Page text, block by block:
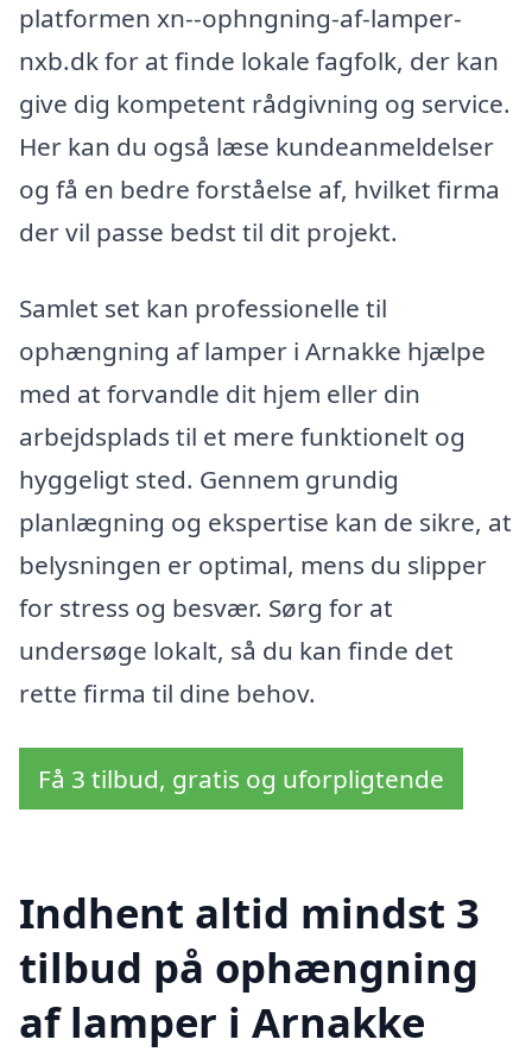
platformen xn--ophngning-af-lamper-
nxb.dk for at finde lokale fagfolk, der kan
give dig kompetent rådgivning og service.
Her kan du også læse kundeanmeldelser
og få en bedre forståelse af, hvilket firma
der vil passe bedst til dit projekt.
Samlet set kan professionelle til
ophængning af lamper i Arnakke hjælpe
med at forvandle dit hjem eller din
arbejdsplads til et mere funktionelt og
hyggeligt sted. Gennem grundig
planlægning og ekspertise kan de sikre, at
belysningen er optimal, mens du slipper
for stress og besvær. Sørg for at
undersøge lokalt, så du kan finde det
rette firma til dine behov.
Få 3 tilbud, gratis og uforpligtende
Indhent altid mindst 3
tilbud på ophængning
af lamper i Arnakke